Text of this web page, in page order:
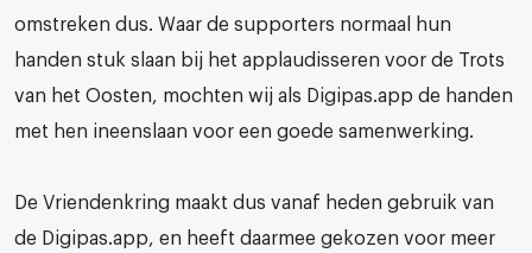
omstreken dus. Waar de supporters normaal hun
handen stuk slaan bij het applaudisseren voor de Trots
van het Oosten, mochten wij als Digipas.app de handen
met hen ineenslaan voor een goede samenwerking.
De Vriendenkring maakt dus vanaf heden gebruik van
de Digipas.app, en heeft daarmee gekozen voor meer